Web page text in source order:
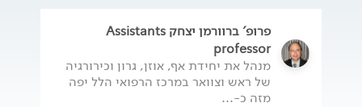
פרופ' ברוורמן יצחק Assistants
professor
מנהל את יחידת אף, אוזן, גרון וכירורגיה
של ראש וצוואר במרכז הרפואי הלל יפה
מזה כ-...